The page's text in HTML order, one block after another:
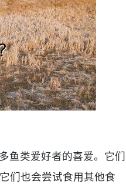
鱼类爱好者的喜爱。它们
们也会尝试食用其他食